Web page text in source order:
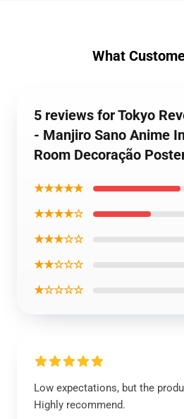
What
5 reviews for Tokyo
- Manjiro Sano Anime
Room Decoração
★★★★★
★★★★☆
★★★☆☆
★★☆☆☆
★☆☆☆☆
Low expectations, but the
Highly recommend.